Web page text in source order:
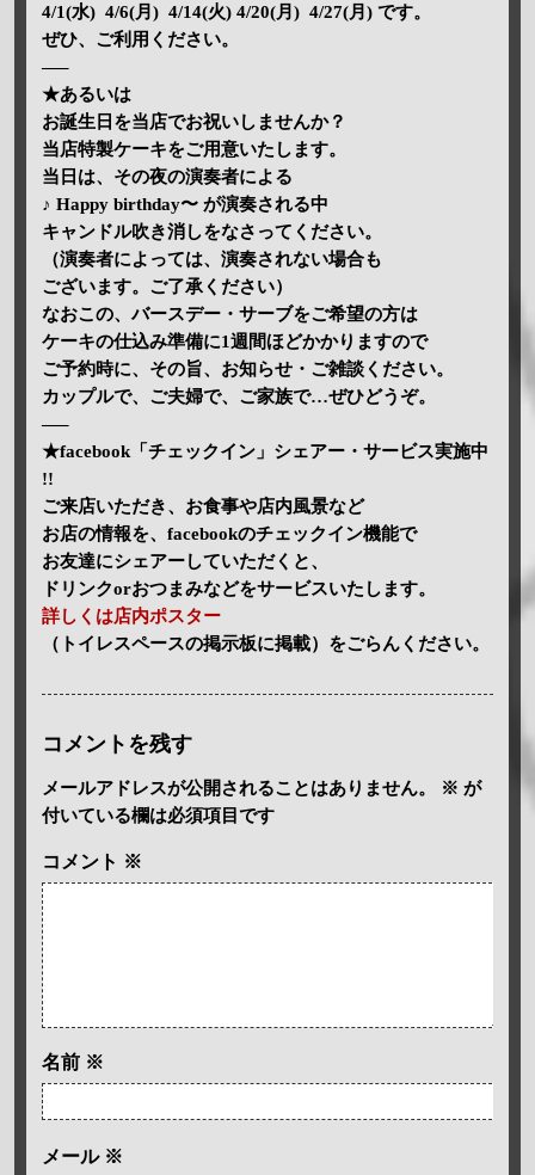
4/1(水) 4/6(月) 4/14(火) 4/20(月) 4/27(月) です。
ぜひ、ご利用ください。
—–
★あるいは
お誕生日を当店でお祝いしませんか？
当店特製ケーキをご用意いたします。
当日は、その夜の演奏者による
♪ Happy birthday〜 が演奏される中
キャンドル吹き消しをなさってください。
（演奏者によっては、演奏されない場合も
ございます。ご了承ください）
なおこの、バースデー・サーブをご希望の方は
ケーキの仕込み準備に1週間ほどかかりますので
ご予約時に、その旨、お知らせ・ご雑談ください。
カップルで、ご夫婦で、ご家族で…ぜひどうぞ。
—–
★facebook「チェックイン」シェアー・サービス実施中
!!
ご来店いただき、お食事や店内風景など
お店の情報を、facebookのチェックイン機能で
お友達にシェアーしていただくと、
ドリンクorおつまみなどをサービスいたします。
詳しくは店内ポスター
（トイレスペースの掲示板に掲載）をごらんください。
コメントを残す
メールアドレスが公開されることはありません。 ※ が
付いている欄は必須項目です
コメント ※
名前 ※
メール ※